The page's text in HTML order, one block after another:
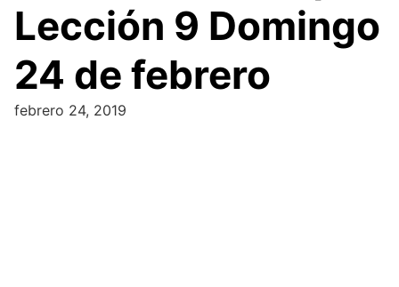
Lección 9 Domingo
24 de febrero
febrero 24, 2019